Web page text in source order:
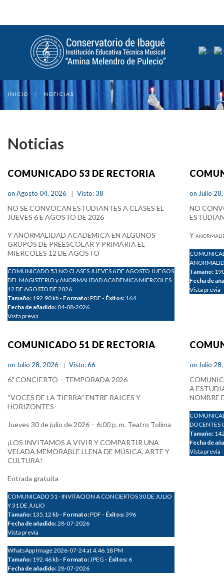
INICIO | NOTICIAS
Noticias
COMUNICADO 53 DE RECTORIA
on Agosto 04, 2026 Visto: 38
NO SE CONVOCAN ESTUDIANTES A CLASES EL
JUEVES 6 E AGOSTO DE 2026
Y ANORMALIDAD ACADÉMICA EN ALGUNOS
GRUPOS DE PREESCOLAR Y PRIMARIA EL
MIERCOLES 12 DE AGOSTO
COMUNICADO 53 NO CLASES JUEVES 6 DE AGOSTO JUEGOS
DEL MAGISTERIO y ANORMALIDAD ACADEMICA MIERCOLES
12 DE AGOSTO DE 2026
Tamaño: 192.90 kb - Formato:PDF - Éxitos: 164
Fecha de añadido:04-08-2026
Vista previa
on Julio
NO
Y
Tamaño:
Fecha de
Vista previa
COMUNICADO 51 DE RECTORIA
on Julio 28, 2026 Visto: 66
6.º CONCIERTO – TEMPORADA 2026
“VOCES DE LA TIERRA” ENTRE RAICES Y
HORIZONTES
Jueves 30 de julio de 2026 – 6:00 p. m. Teatro Tolima
¡LOS INVITAMOS A VIVIR Y COMPARTIR UNA
VELADA MEMORABLE LLENA DE MÚSICA, ARTE Y
CULTURA!
Entrada gratuita
COMUNICADO 51 - INVITACION A CONCIERTOS 30 DE JULIO
Y 31 DE JULIO
Tamaño: 135.12 kb - Formato:PDF - Éxitos:396
Fecha de añadido:28-07-2026
Vista previa
WhatsApp Image 2026-07-24 at 4.46.18 PM
Tamaño: 192.46 kb - Formato:JPEG - Éxitos: 6
Fecha de añadido:28-07-2026
on Julio
A
NOMBRE
DOCENTES
Tamaño:
Fecha de
Vista previa